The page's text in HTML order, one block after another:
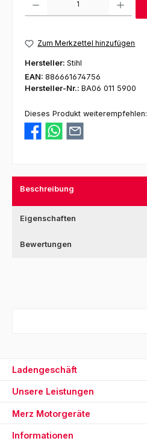
Zum Merkzettel hinzufügen
Hersteller: Stihl
EAN: 886661674756
Hersteller-Nr.: BA06 011 5900
Dieses Produkt weiterempfehlen:
Beschreibung
Eigenschaften
Bewertungen
Ladengeschäft
Unsere Leistungen
Merz Motorgeräte
Informationen